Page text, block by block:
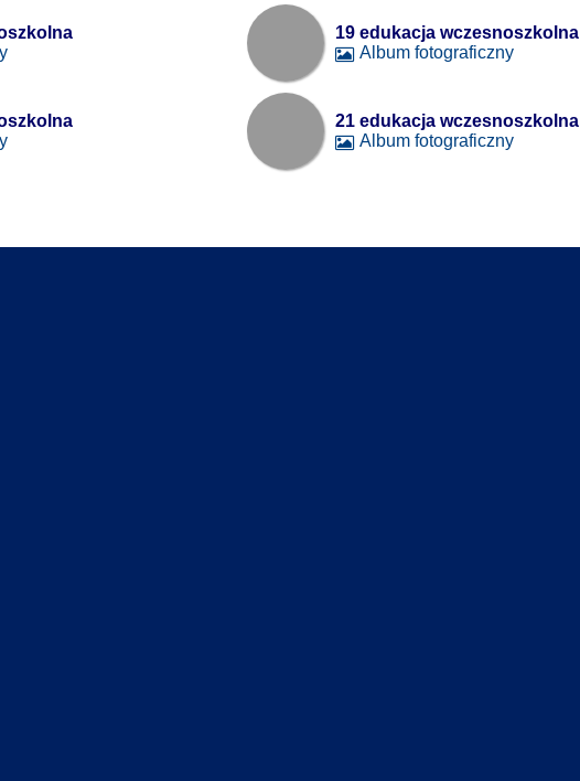
19 edukacja wczesnoszkolna
Album fotograficzny
21 edukacja wczesnoszkolna
Album fotograficzny